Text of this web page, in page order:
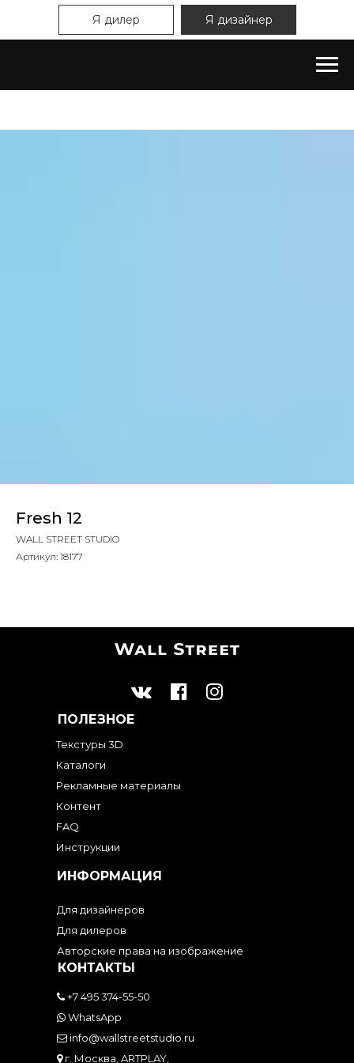
Я дилер Я дизайнер
Fresh 12
WALL STREET STUDIO
Артикул: 18177
ПОЛЕЗНОЕ
Текстуры 3D
Каталоги
Рекламные материалы
Контент
FAQ
Инструкции
ИНФОРМАЦИЯ
Для дизайнеров
Для дилеров
Авторские права на изображение
КОНТАКТЫ
+7 495 374-55-50
WhatsApp
info@wallstreetstudio.ru
г. Москва, ARTPLAY,